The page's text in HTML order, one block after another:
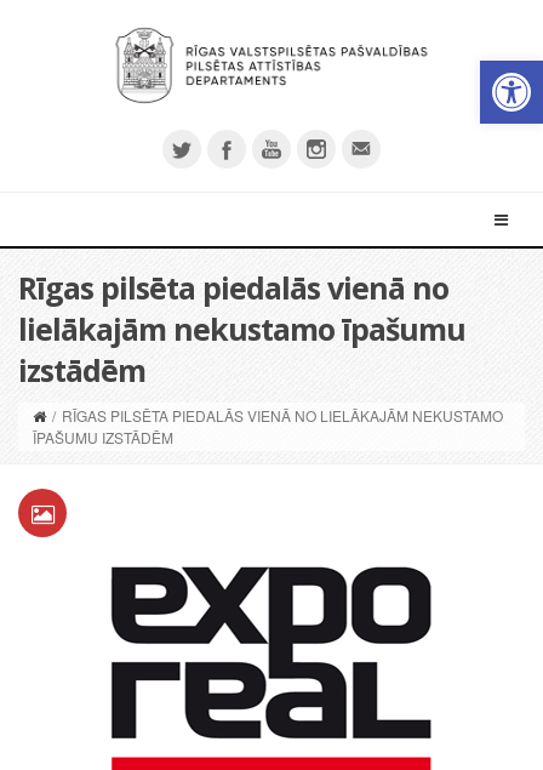
Rīgas pilsēta piedalās vienā no
lielākajām nekustamo īpašumu
izstādēm
/ RĪGAS PILSĒTA PIEDALĀS VIENĀ NO LIELĀKAJĀM NEKUSTAMO
ĪPAŠUMU IZSTĀDĒM